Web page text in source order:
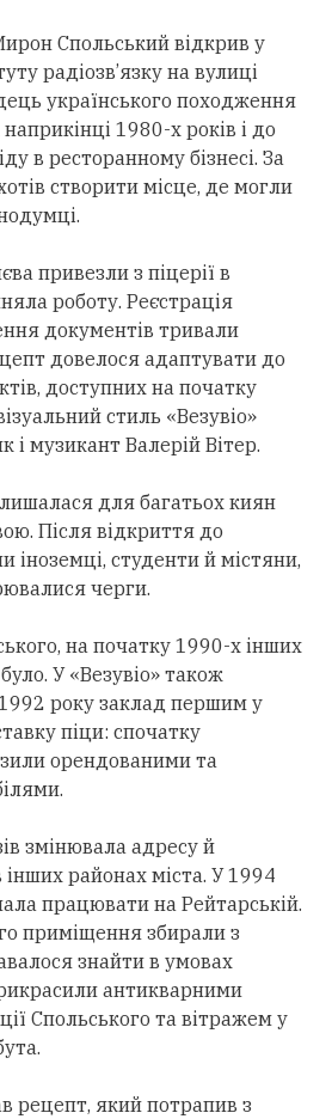
Спольський відкрив у
радіозв’язку на вулиці
українського походження
1980-х років і до
в ресторанному бізнесі. За
створити місце, де могли
привезли з піцерії в
роботу. Реєстрація
документів тривали
довелося адаптувати до
доступних на початку
стиль «Везувіо»
і музикант Валерій Вітер.
для багатьох киян
Після відкриття до
іноземці, студенти й містяни,
черги.
на початку 1990-х інших
У «Везувіо» також
року заклад першим у
піци: спочатку
орендованими та
змінювала адресу й
інших районах міста. У 1994
працювати на Рейтарській.
приміщення збирали з
знайти в умовах
антикварними
Спольського та вітражем у
рецепт, який потрапив з